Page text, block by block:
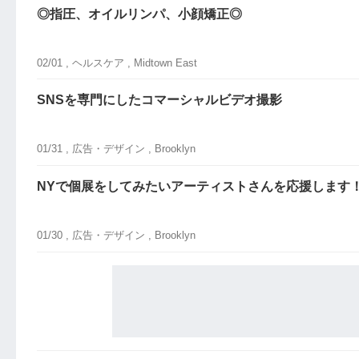
◎指圧、オイルリンパ、小顔矯正◎
02/01 , ヘルスケア , Midtown East
SNSを専門にしたコマーシャルビデオ撮影
01/31 , 広告・デザイン , Brooklyn
NYで個展をしてみたいアーティストさんを応援します
01/30 , 広告・デザイン , Brooklyn